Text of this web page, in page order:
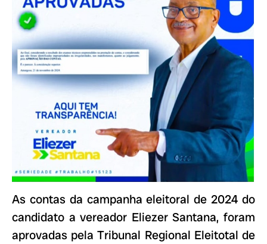
As contas da campanha eleitoral de 2024 do
candidato a vereador Eliezer Santana, foram
aprovadas pela Tribunal Regional Eleitotal de